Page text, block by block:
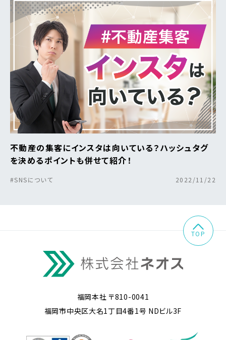
不動産の集客にインスタは向いている？ハッシュタグ
を決めるポイントも併せて紹介！
#SNSについて 2022/11/22
福岡本社 〒810-0041
福岡市中央区大名1丁目4番1号 NDビル3F
TOP